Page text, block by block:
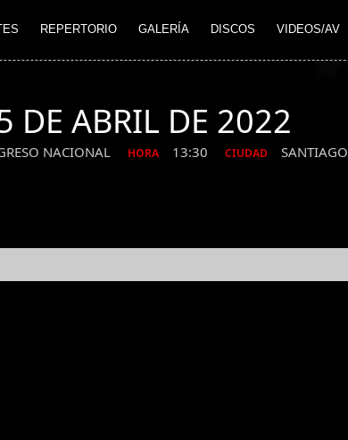
REPERTORIO GALERÍA DISCOS VIDEOS/AV
DE ABRIL DE 2022
NACIONAL HORA 13:30 CIUDAD SANTIAGO